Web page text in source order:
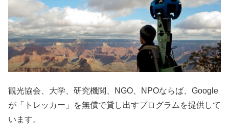
観光協会、大学、研究機関、NGO、NPOならば、Google
が「トレッカー」を無償で貸し出すプログラムを提供して
います。